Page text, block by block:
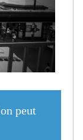
peut